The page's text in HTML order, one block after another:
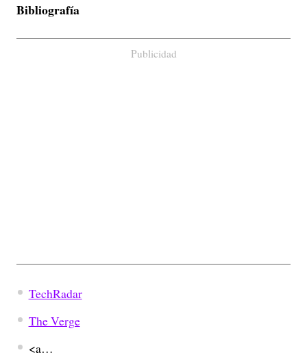
Bibliografía
Publicidad
TechRadar
The Verge
<a…